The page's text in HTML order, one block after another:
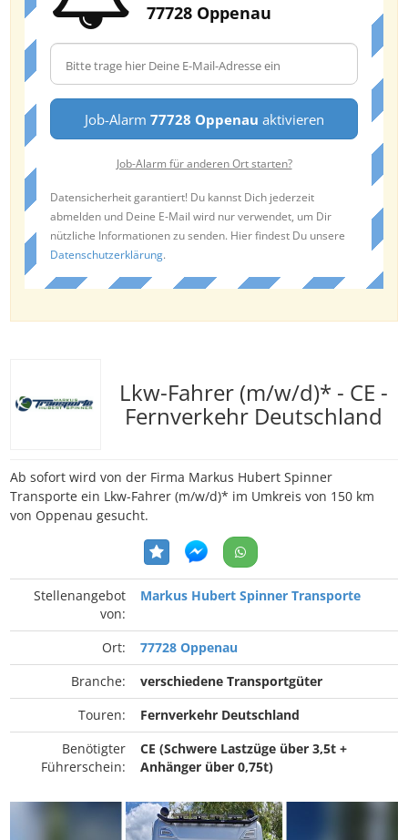
77728 Oppenau
Job-Alarm 77728 Oppenau aktivieren
Job-Alarm für anderen Ort starten?
Datensicherheit garantiert! Du kannst Dich jederzeit
abmelden und Deine E-Mail wird nur verwendet, um Dir
nützliche Informationen zu senden. Hier findest Du unsere
Datenschutzerklärung.
Lkw-Fahrer (m/w/d)* - CE -
Fernverkehr Deutschland
Ab sofort wird von der Firma Markus Hubert Spinner
Transporte ein Lkw-Fahrer (m/w/d)* im Umkreis von 150 km
von Oppenau gesucht.
Stellenangebot
von:
Markus Hubert Spinner Transporte
Ort:
77728 Oppenau
Branche:
verschiedene Transportgüter
Touren:
Fernverkehr Deutschland
Benötigter
Führerschein:
CE (Schwere Lastzüge über 3,5t +
Anhänger über 0,75t)